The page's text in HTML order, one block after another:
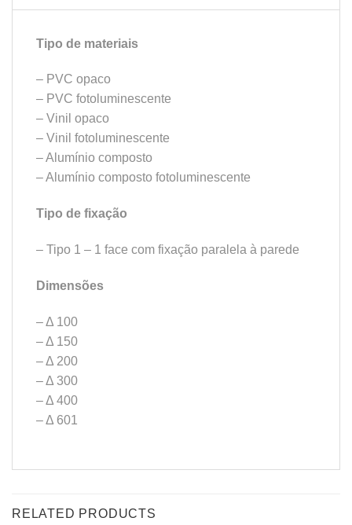
Tipo de materiais
– PVC opaco
– PVC fotoluminescente
– Vinil opaco
– Vinil fotoluminescente
– Alumínio composto
– Alumínio composto fotoluminescente
Tipo de fixação
– Tipo 1 – 1 face com fixação paralela à parede
Dimensões
– Δ 100
– Δ 150
– Δ 200
– Δ 300
– Δ 400
– Δ 601
RELATED PRODUCTS